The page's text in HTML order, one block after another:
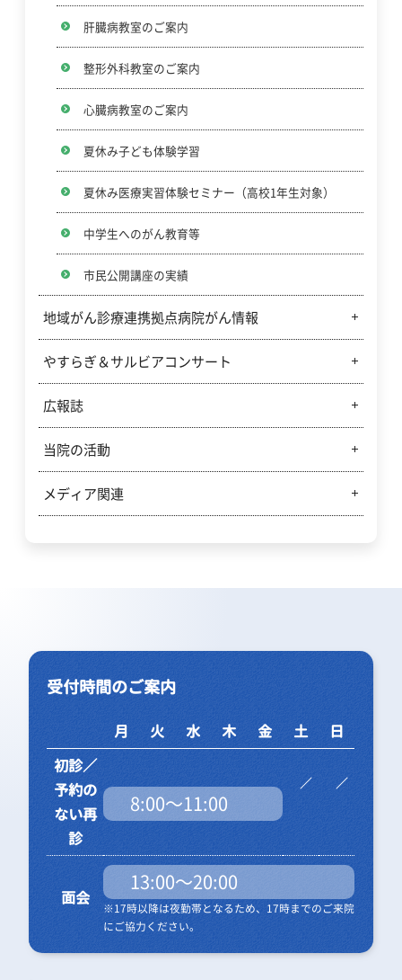
マイナンバーカードの健康保険証利用について
肝臓病教室のご案内
整形外科教室のご案内
心臓病教室のご案内
夏休み子ども体験学習
夏休み医療実習体験セミナー（高校1年生対象）
中学生へのがん教育等
市民公開講座の実績
地域がん診療連携拠点病院がん情報
地域がん診療連携拠点病院がん情報について
やすらぎ＆サルビアコンサート
広報誌
市民病院広報誌「やすらぎ」
病診連携新聞「サルビア」
当院の活動
当院の活動
メディア関連
受付時間のご案内
月 火 水 木 金 土
日
初診／
予約の
ない再
診
8:00～11:00
面会
13:00～20:00
※17時以降は夜勤帯となるため、17時までのご来院
にご協力ください。